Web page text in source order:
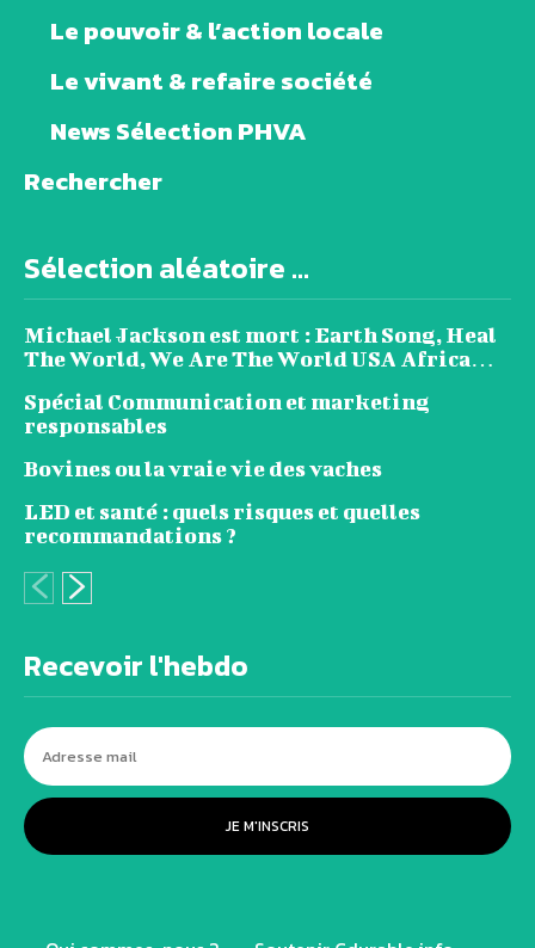
Le pouvoir & l’action locale
Le vivant & refaire société
News Sélection PHVA
Rechercher
Sélection aléatoire ...
Michael Jackson est mort : Earth Song, Heal
The World, We Are The World USA Africa…
Spécial Communication et marketing
responsables
Bovines ou la vraie vie des vaches
LED et santé : quels risques et quelles
recommandations ?
Recevoir l'hebdo
JE M'INSCRIS